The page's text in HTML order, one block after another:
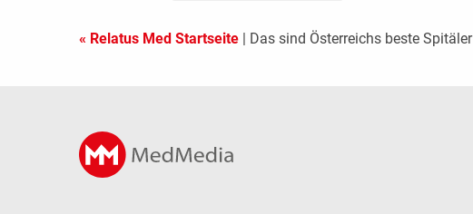
« Relatus Med Startseite | Das sind Österreichs beste Spitäler